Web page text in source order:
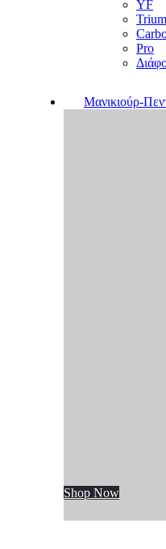
YF
Pro
Μανικιούρ-
Shop Now